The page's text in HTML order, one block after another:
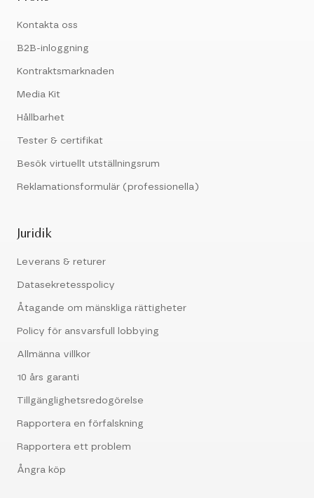
Kontakta oss
B2B-inloggning
Kontraktsmarknaden
Media Kit
Hållbarhet
Tester & certifikat
Besök virtuellt utställningsrum
Reklamationsformulär (professionella)
Juridik
Leverans & returer
Datasekretesspolicy
Åtagande om mänskliga rättigheter
Policy för ansvarsfull lobbying
Allmänna villkor
10 års garanti
Tillgänglighetsredogörelse
Rapportera en förfalskning
Rapportera ett problem
Ångra köp